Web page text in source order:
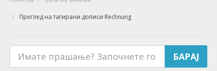
Преглед на тагирани дописи Rechnung